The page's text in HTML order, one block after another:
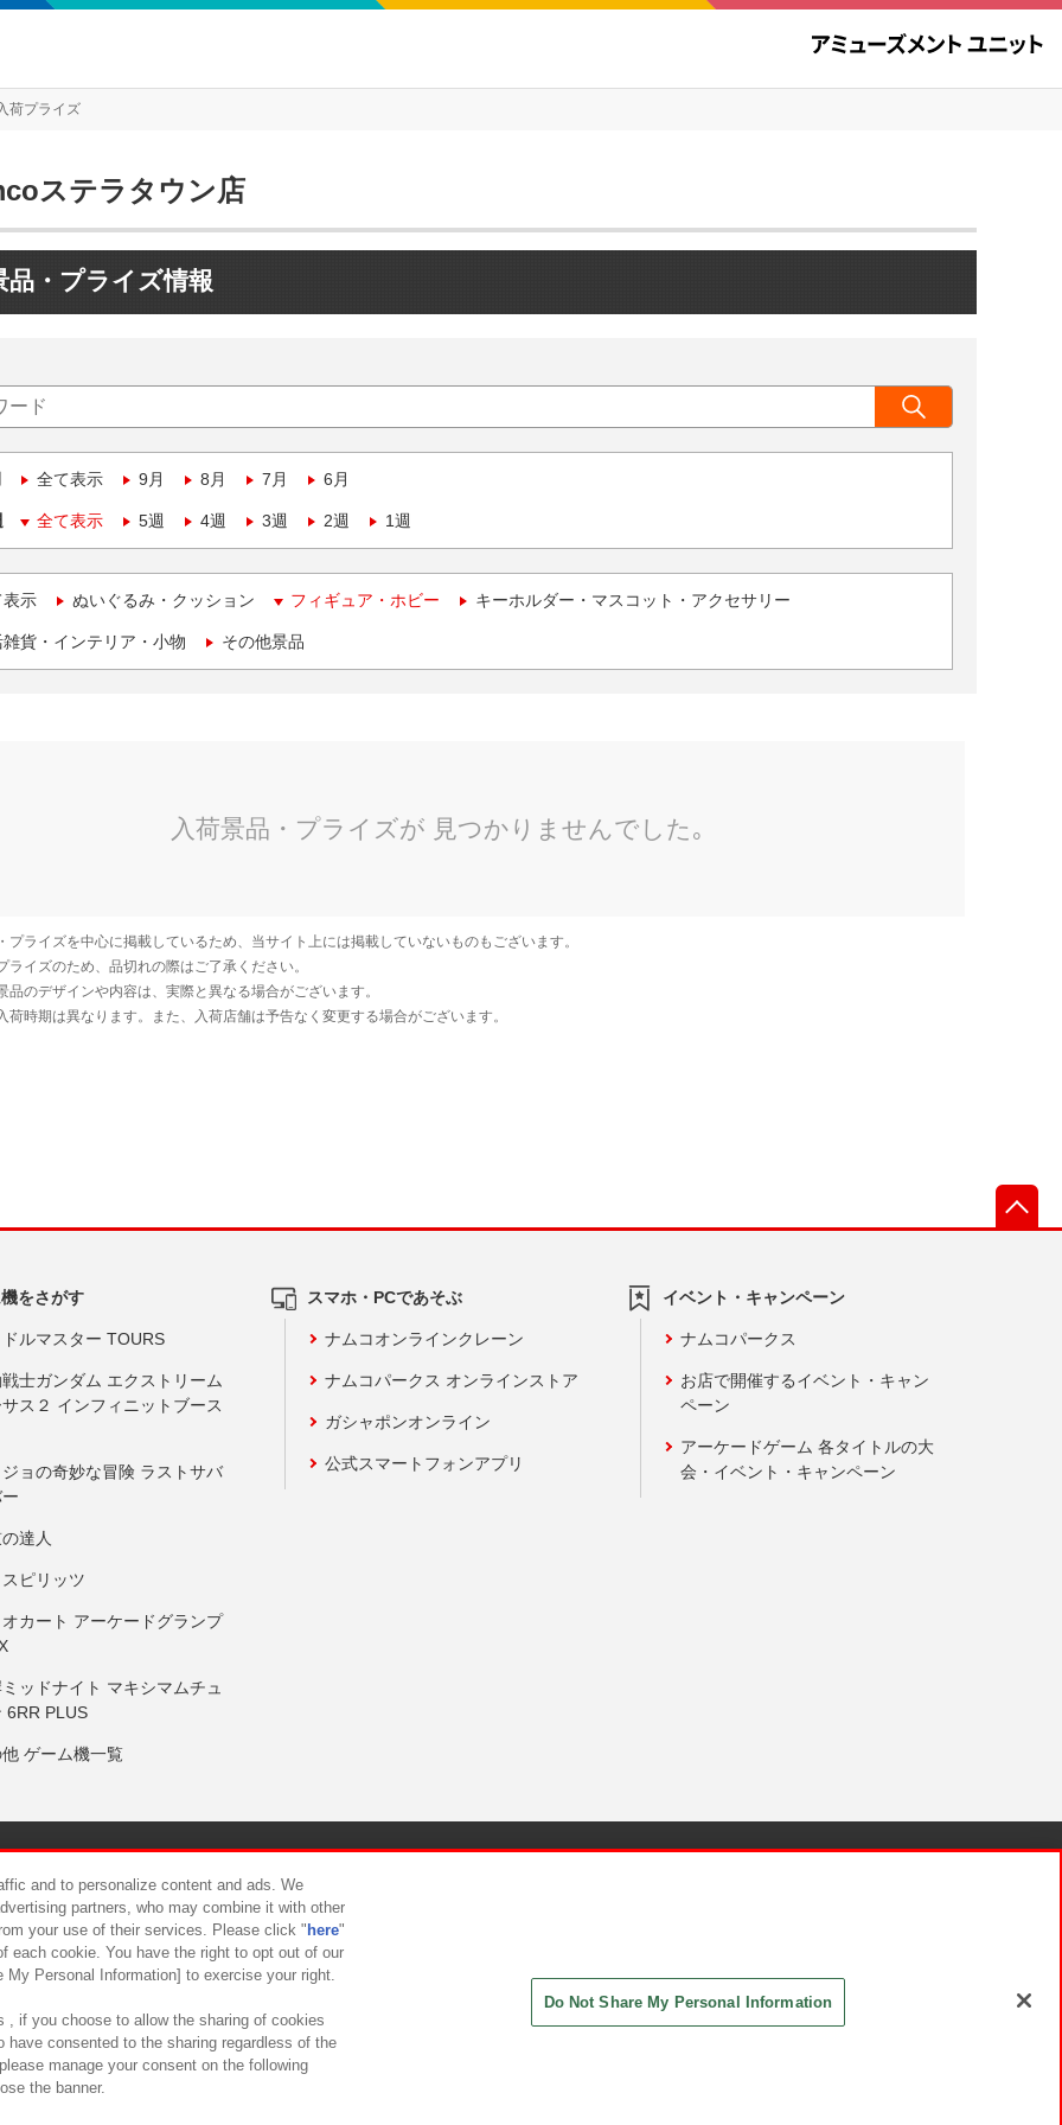
荷プライズ
ステラタウン店
品・プライズ情報
全て表示 9月 8月 7月 6月
全て表示 5週 4週 3週 2週 1週
表示 ぬいぐるみ・クッション フィギュア・ホビー キーホルダー・マスコット・アクセサリー
貨・インテリア・小物 その他景品
をさがす
ルマスター TOURS
士ガンダム エクストリーム
ス２ インフィニットブース
ョの奇妙な冒険 ラストサバ
達人
ピリッツ
カート アーケードグランプ
ッドナイト マキシマムチュ
6RR PLUS
ゲーム機一覧
スマホ・PCであそぶ
ナムコオンラインクレーン
ナムコパークス オンラインストア
ガシャポンオンライン
公式スマートフォンアプリ
イベント・キャンペーン
ナムコパークス
お店で開催するイベント・キャン
ペーン
アーケードゲーム 各タイトルの大
会・イベント・キャンペーン
について カスタマーハラスメント対応方針
and to personalize content and ads. We
partners, who may combine it with other
your use of their services. Please click " here"
each cookie. You have the right to opt out of our
Personal Information] to exercise your right.
, if you choose to allow the sharing of cookies
have consented to the sharing regardless of the
manage your consent on the following
the banner.
Do Not Share My Personal Information